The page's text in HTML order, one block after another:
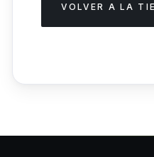
VOLVER A LA